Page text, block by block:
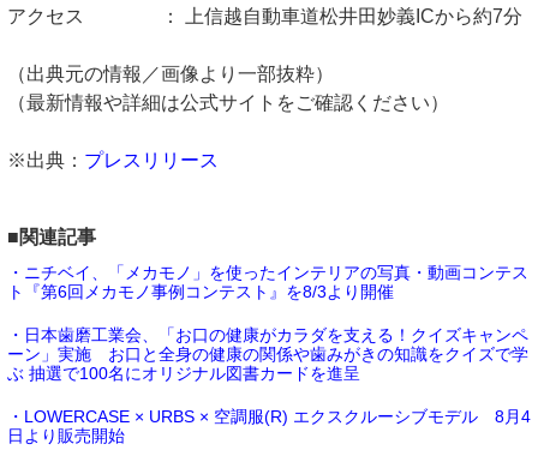
アクセス ： 上信越自動車道松井田妙義ICから約7分
（出典元の情報／画像より一部抜粋）
（最新情報や詳細は公式サイトをご確認ください）
※出典： プレスリリース
■関連記事
・ニチベイ、「メカモノ」を使ったインテリアの写真・動画コンテス
ト『第6回メカモノ事例コンテスト』を8/3より開催
・日本歯磨工業会、「お口の健康がカラダを支える！クイズキャンペ
ーン」実施 お口と全身の健康の関係や歯みがきの知識をクイズで学
ぶ 抽選で100名にオリジナル図書カードを進呈
・LOWERCASE × URBS × 空調服(R) エクスクルーシブモデル 8月4
日より販売開始